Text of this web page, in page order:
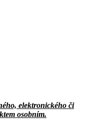
elektronického či
osobním.